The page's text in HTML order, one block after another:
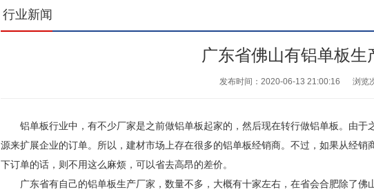
行业新闻
广东省佛山有铝单板生
发布时间：2020-06-13 21:00:16 浏览
铝单板行业中，有不少厂家是之前做铝单板起家的，然后现在转行做铝单板。由于
源来扩展企业的订单。所以，建材市场上存在很多的铝单板经销商。不过，如果从经
下订单的话，则不用这么麻烦，可以省去高昂的差价。
广东省有自己的铝单板生产厂家，数量不多，大概有十家左右，在省会合肥除了佛